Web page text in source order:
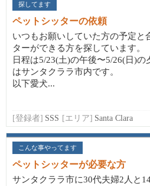
探してます
ペットシッターの依頼
いつもお願いしていた方の予定と
ターができる方を探しています。
日程は5/23(土)の午後〜5/26(日)
はサンタクララ市内です。
以下愛犬...
[登録者] SSS [エリア] Santa Clara
こんな事やってます
ペットシッターが必要な方
サンタクララ市に30代夫婦2人と